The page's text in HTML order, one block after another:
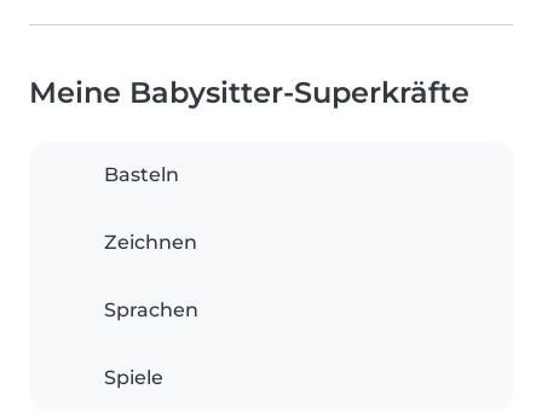
Meine Babysitter-Superkräfte
Basteln
Zeichnen
Sprachen
Spiele